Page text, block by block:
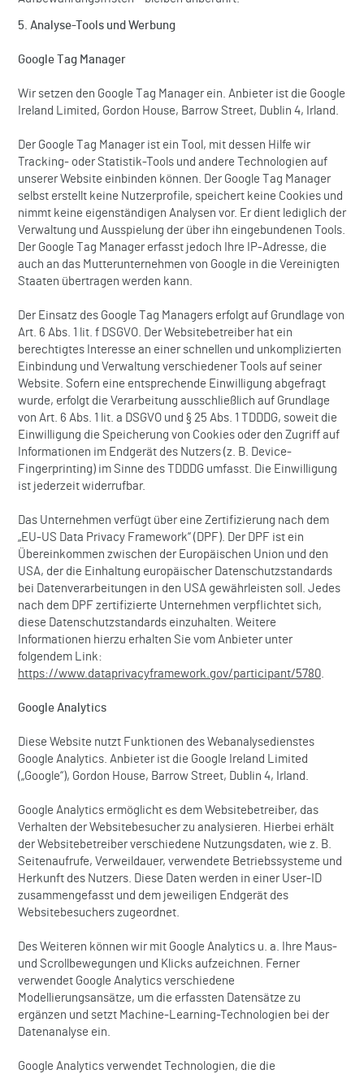
5. Analyse-Tools und Werbung
Google Tag Manager
Wir setzen den Google Tag Manager ein. Anbieter ist die Google
Ireland Limited, Gordon House, Barrow Street, Dublin 4, Irland.
Der Google Tag Manager ist ein Tool, mit dessen Hilfe wir
Tracking- oder Statistik-Tools und andere Technologien auf
unserer Website einbinden können. Der Google Tag Manager
selbst erstellt keine Nutzerprofile, speichert keine Cookies und
nimmt keine eigenständigen Analysen vor. Er dient lediglich der
Verwaltung und Ausspielung der über ihn eingebundenen Tools.
Der Google Tag Manager erfasst jedoch Ihre IP-Adresse, die
auch an das Mutterunternehmen von Google in die Vereinigten
Staaten übertragen werden kann.
Der Einsatz des Google Tag Managers erfolgt auf Grundlage von
Art. 6 Abs. 1 lit. f DSGVO. Der Websitebetreiber hat ein
berechtigtes Interesse an einer schnellen und unkomplizierten
Einbindung und Verwaltung verschiedener Tools auf seiner
Website. Sofern eine entsprechende Einwilligung abgefragt
wurde, erfolgt die Verarbeitung ausschließlich auf Grundlage
von Art. 6 Abs. 1 lit. a DSGVO und § 25 Abs. 1 TDDDG, soweit die
Einwilligung die Speicherung von Cookies oder den Zugriff auf
Informationen im Endgerät des Nutzers (z. B. Device-
Fingerprinting) im Sinne des TDDDG umfasst. Die Einwilligung
ist jederzeit widerrufbar.
Das Unternehmen verfügt über eine Zertifizierung nach dem
„EU-US Data Privacy Framework“ (DPF). Der DPF ist ein
Übereinkommen zwischen der Europäischen Union und den
USA, der die Einhaltung europäischer Datenschutzstandards
bei Datenverarbeitungen in den USA gewährleisten soll. Jedes
nach dem DPF zertifizierte Unternehmen verpflichtet sich,
diese Datenschutzstandards einzuhalten. Weitere
Informationen hierzu erhalten Sie vom Anbieter unter
folgendem Link:
https://www.dataprivacyframework.gov/participant/5780.
Google Analytics
Diese Website nutzt Funktionen des Webanalysedienstes
Google Analytics. Anbieter ist die Google Ireland Limited
(„Google“), Gordon House, Barrow Street, Dublin 4, Irland.
Google Analytics ermöglicht es dem Websitebetreiber, das
Verhalten der Websitebesucher zu analysieren. Hierbei erhält
der Websitebetreiber verschiedene Nutzungsdaten, wie z. B.
Seitenaufrufe, Verweildauer, verwendete Betriebssysteme und
Herkunft des Nutzers. Diese Daten werden in einer User-ID
zusammengefasst und dem jeweiligen Endgerät des
Websitebesuchers zugeordnet.
Des Weiteren können wir mit Google Analytics u. a. Ihre Maus-
und Scrollbewegungen und Klicks aufzeichnen. Ferner
verwendet Google Analytics verschiedene
Modellierungsansätze, um die erfassten Datensätze zu
ergänzen und setzt Machine-Learning-Technologien bei der
Datenanalyse ein.
Google Analytics verwendet Technologien, die die